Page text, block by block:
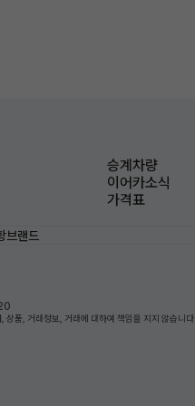
승계차량
이어카소식
가격표
브랜드
품, 거래정보, 거래에 대하여 책임을 지지 않습니다.